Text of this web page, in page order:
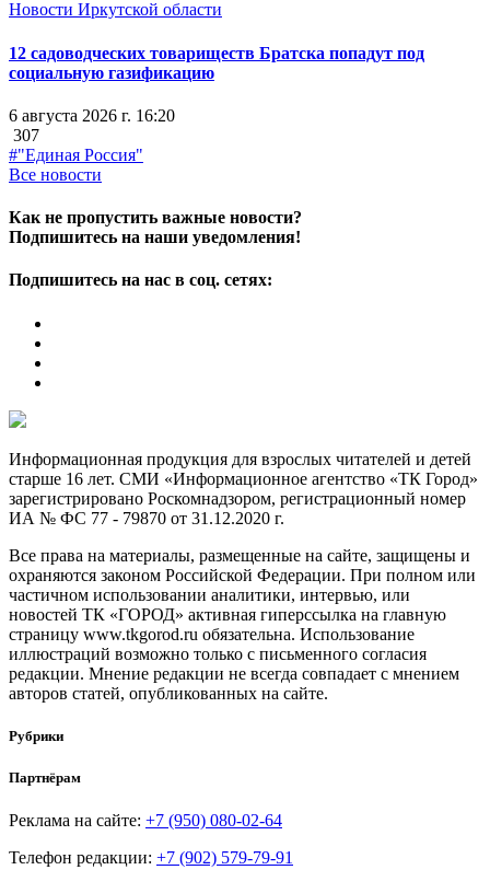
Новости Иркутской области
12 садоводческих товариществ Братска попадут под
социальную газификацию
6 августа 2026 г. 16:20
307
#"Единая Россия"
Все новости
Как не пропустить важные новости?
Подпишитесь на наши уведомления!
Подпишитесь на нас в соц. сетях:
Информационная продукция для взрослых читателей и детей
старше 16 лет. СМИ «Информационное агентство «ТК Город»
зарегистрировано Роскомнадзором, регистрационный номер
ИА № ФС 77 - 79870 от 31.12.2020 г.
Все права на материалы, размещенные на сайте, защищены и
охраняются законом Российской Федерации. При полном или
частичном использовании аналитики, интервью, или
новостей ТК «ГОРОД» активная гиперссылка на главную
страницу www.tkgorod.ru обязательна. Использование
иллюстраций возможно только с письменного согласия
редакции. Мнение редакции не всегда совпадает с мнением
авторов статей, опубликованных на сайте.
Рубрики
Партнёрам
Реклама на сайте: +7 (950) 080-02-64
Телефон редакции: +7 (902) 579-79-91